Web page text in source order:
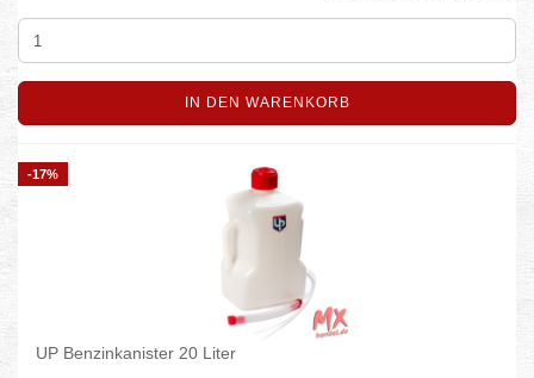
IN DEN WARENKORB
-17%
UP Benzinkanister 20 Liter